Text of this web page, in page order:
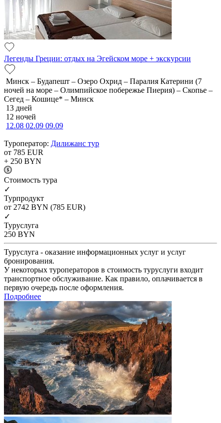
Легенды Греции: отдых на Эгейском море + экскурсии
Минск – Будапешт – Озеро Охрид – Паралия Катерини (7
ночей на море – Олимпийское побережье Пиерия) – Скопье –
Сегед – Кошице* – Минск
13 дней
12 ночей
12.08 02.09 09.09
Туроператор: Дилижанс тур
от 785 EUR
+ 250 BYN
Cтоимость тура
✓
Турпродукт
от 2742 BYN (785 EUR)
✓
Туруслуга
250 BYN
Туруслуга - оказание информационных услуг и услуг
бронирования.
У некоторых туроператоров в стоимость туруслуги входит
транспортное обслуживание. Как правило, оплачивается в
первую очередь после оформления.
Подробнее